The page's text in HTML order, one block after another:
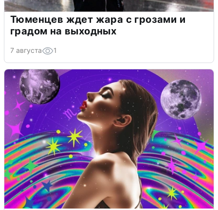
Тюменцев ждет жара с грозами и
градом на выходных
7 августа 1